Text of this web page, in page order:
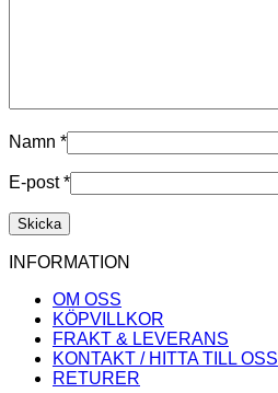
Namn *
E-post*
INFORMATION
OM OSS
KÖPVILLKOR
FRAKT & LEVERANS
KONTAKT / HITTA TILL OSS
RETURER